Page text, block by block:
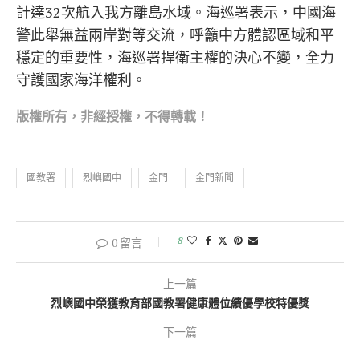
計達32次航入我方離島水域。海巡署表示，中國海
警此舉無益兩岸對等交流，呼籲中方體認區域和平
穩定的重要性，海巡署捍衛主權的決心不變，全力
守護國家海洋權利。
版權所有，非經授權，不得轉載！
國教署 烈嶼國中 金門 金門新聞
0 留言 8
上一篇
烈嶼國中榮獲教育部國教署健康體位績優學校特優獎
下一篇